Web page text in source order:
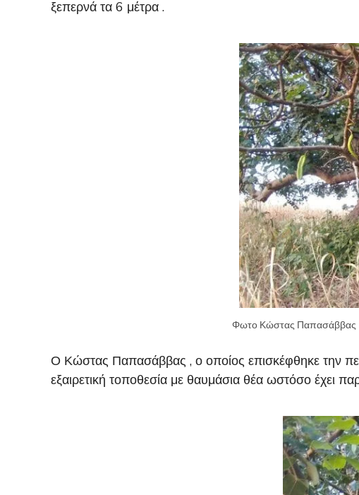
ξεπερνά τα 6 μέτρα .
Φωτο Κώστας Παπασάββας
Ο Κώστας Παπασάββας , ο οποίος επισκέφθηκε την
εξαιρετική τοποθεσία με θαυμάσια θέα ωστόσο έχει